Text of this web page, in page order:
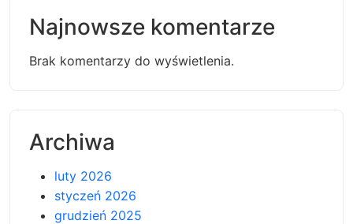
Najnowsze komentarze
Brak komentarzy do wyświetlenia.
Archiwa
luty 2026
styczeń 2026
grudzień 2025